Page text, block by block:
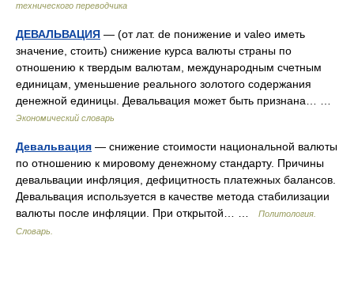
технического переводчика
ДЕВАЛЬВАЦИЯ — (от лат. de понижение и valeo иметь
значение, стоить) снижение курса валюты страны по
отношению к твердым валютам, международным счетным
единицам, уменьшение реального золотого содержания
денежной единицы. Девальвация может быть признана… …
Экономический словарь
Девальвация — снижение стоимости национальной валюты
по отношению к мировому денежному стандарту. Причины
девальвации инфляция, дефицитность платежных балансов.
Девальвация используется в качестве метода стабилизации
валюты после инфляции. При открытой… …
Политология.
Словарь.